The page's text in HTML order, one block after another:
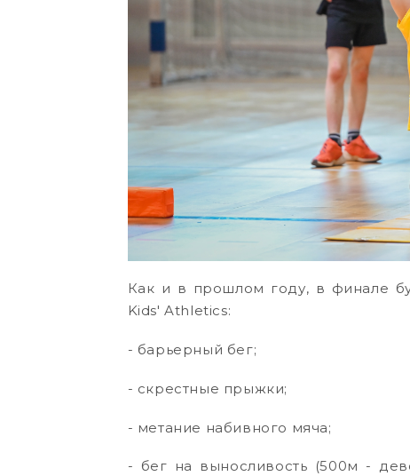
Как и в прошлом году, в финале
Kids' Athletics:
- барьерный бег;
- скрестные прыжки;
- метание набивного мяча;
- бег на выносливость (500м -